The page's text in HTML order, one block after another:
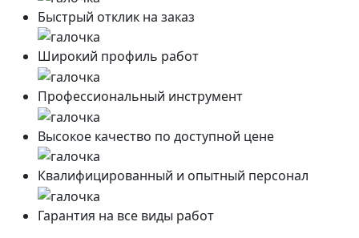
Быстрый отклик на заказ
Широкий профиль работ
Профессиональный инструмент
Высокое качество по доступной цене
Квалифицированный и опытный персонал
Гарантия на все виды работ